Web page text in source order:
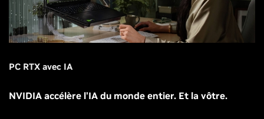
PC RTX avec IA
NVIDIA accélère l'IA du monde entier. Et la vôtre.